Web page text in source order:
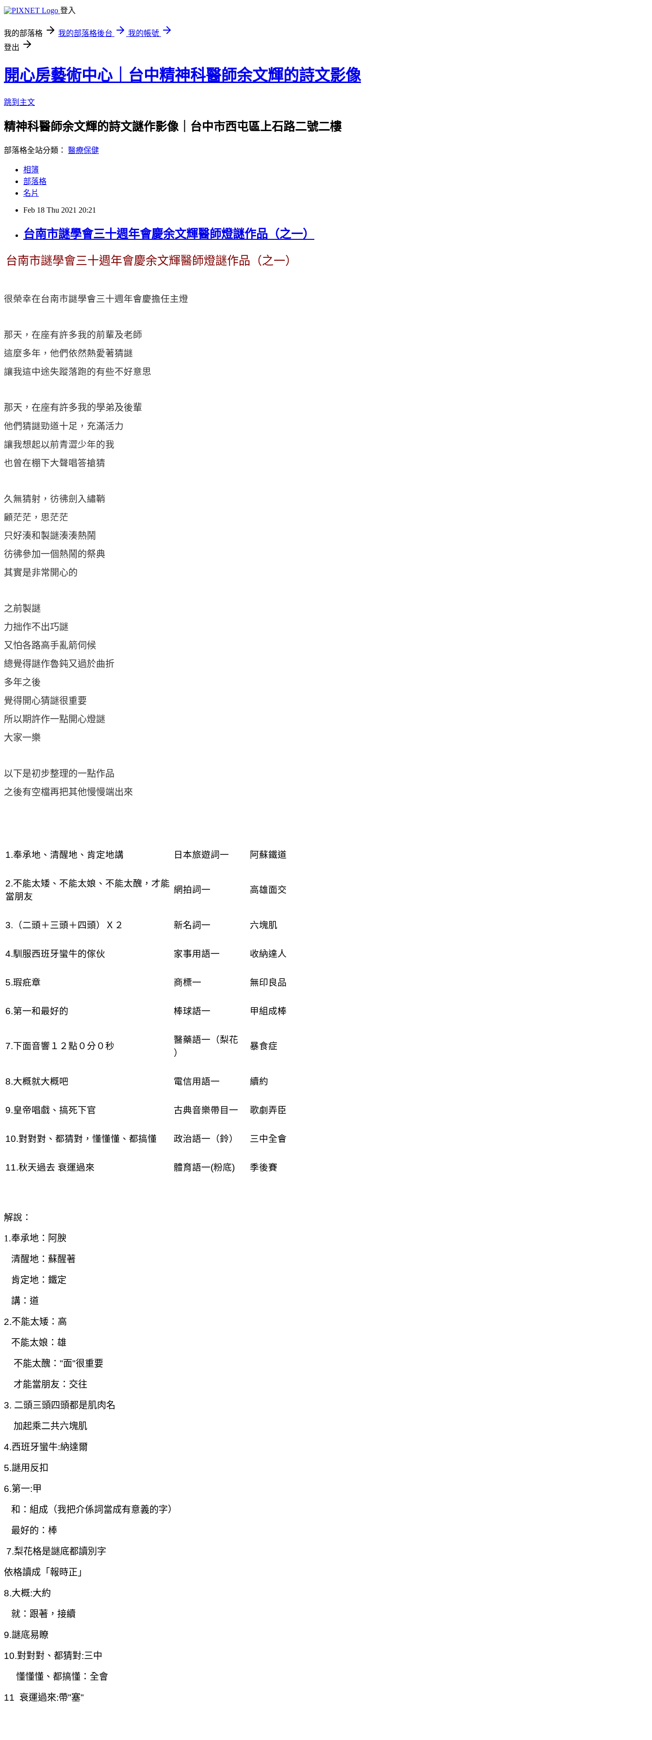
登入
我的部落格 我的部落格後台
我的帳號
登出
開心房藝術中心｜台中精神科醫師余文輝的詩文影像
跳到主文
精神科醫師余文輝的詩文謎作影像｜台中市西屯區上石路二號二樓
部落格全站分類： 醫療保健
相簿
部落格
名片
Feb 18 Thu 2021 20:21
台南市謎學會三十週年會慶余文輝醫師燈謎作品（之一）
台南市謎學會三十週年會慶余文輝醫師燈謎作品（之一）
很榮幸在台南市謎學會三十週年會慶擔任主燈
那天，在座有許多我的前輩及老師
這麼多年，他們依然熱愛著猜謎
讓我這中途失蹤落跑的有些不好意思
那天，在座有許多我的學弟及後輩
他們猜謎勁道十足，充滿活力
讓我想起以前青澀少年的我
也曾在棚下大聲唱答搶猜
久無猜射，彷彿劍入繡鞘
顧茫茫，思茫茫
只好湊和製謎湊湊熱鬧
彷彿參加一個熱鬧的祭典
其實是非常開心的
之前製謎
力拙作不出巧謎
又怕各路高手亂箭伺候
總覺得謎作魯鈍又過於曲折
多年之後
覺得開心猜謎很重要
所以期許作一點開心燈謎
大家一樂
以下是初步整理的一點作品
之後有空檔再把其他慢慢端出來
1.奉承地、清醒地、肯定地講 日本旅遊詞一 阿蘇鐵道
2.不能太矮、不能太娘、不能太醜，才能
當朋友
網拍詞一 高雄面交
3.（二頭＋三頭＋四頭）Ｘ２ 新名詞一 六塊肌
4.馴服西班牙蠻牛的傢伙 家事用語一 收納達人
5.瑕疪章 商標一 無印良品
6.第一和最好的 棒球語一 甲組成棒
7.下面音響１２點０分０秒
醫藥語一（梨花
）
暴食症
8.大概就大概吧 電信用語一 續約
9.皇帝唱戲、搞死下官 古典音樂帶目一 歌劇弄臣
10.對對對、都猜對，懂懂懂、都搞懂 政治語一（鈴） 三中全會
11.秋天過去 衰運過來 體育語一(粉底) 季後賽
解說：
1.奉承地：阿腴
清醒地：蘇醒著
肯定地：鐵定
講：道
2.不能太矮：高
不能太娘：雄
不能太醜："面"很重要
才能當朋友：交往
3. 二頭三頭四頭都是肌肉名
加起乘二共六塊肌
4.西班牙蠻牛:納達爾
5.謎用反扣
6.第一:甲
和：組成（我把介係詞當成有意義的字）
最好的：棒
7.梨花格是謎底都讀別字
依格讀成「報時正」
8.大概:大約
就：跟著，接續
9.謎底易瞭
10.對對對、都猜對:三中
懂懂懂、都搞懂：全會
11 衰運過來:帶"塞"